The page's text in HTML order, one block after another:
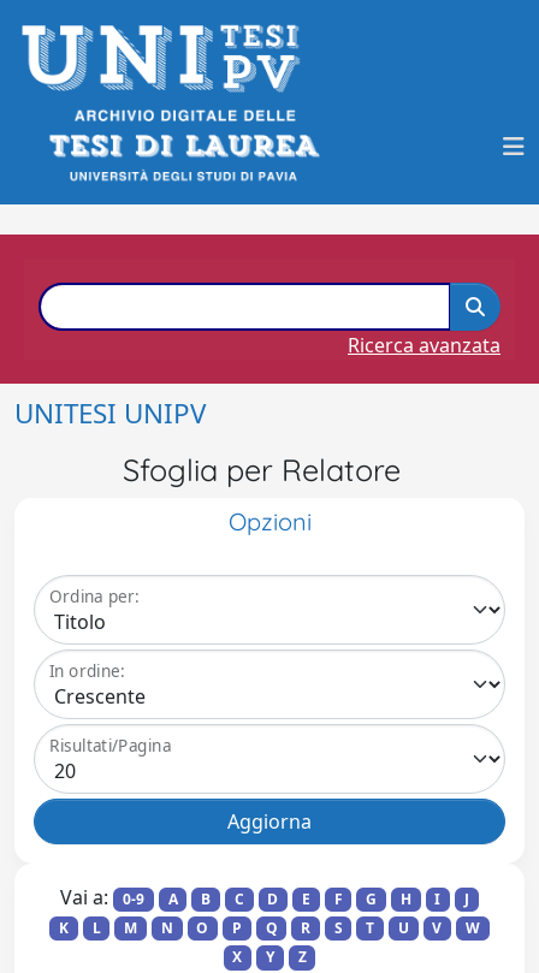
Ricerca avanzata
UNITESI UNIPV
Sfoglia per Relatore
Opzioni
Ordina per:
In ordine:
Risultati/Pagina
Vai a: 0-9 A B C D E F G H I
J
K
L M N O P Q R S T U V
W
X
Y Z